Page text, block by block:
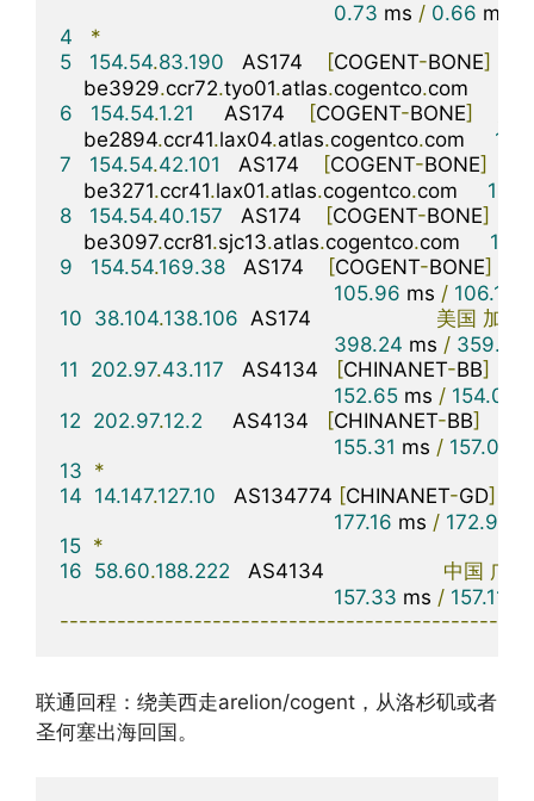
0.73 ms / 0.66 ms
4
*
5
154.54.83.190
   AS174
[COGENT-BONE]
    be3929
.ccr72.tyo01.atlas.cogentco.com
6
154.54.1.21
     AS174
[COGENT-BONE]
    be2894
.ccr41.lax04.atlas.cogentco.com
7
154.54.42.101
   AS174
[COGENT-BONE]
    be3271
.ccr41.lax01.atlas.cogentco.com
8
154.54.40.157
   AS174
[COGENT-BONE]
    be3097
.ccr81.sjc13.atlas.cogentco.com
9
154.54.169.38
   AS174
[COGENT-BONE]
105.96 ms / 106.13
10 38.104.138.106
  AS174
美国 加利
398.24 ms / 359.88
11
202.97.43.117
   AS4134
[CHINANET-BB]
152.65 ms / 154.00
12 202.97.12.2
     AS4134
[CHINANET-BB]
155.31 ms / 157.08
13 *
14 14.147.127.10
   AS134774
[CHINANET-GD]
177.16 ms / 172.96
15 *
16 58.60.188.222
   AS4134
中国 广东
157.33 ms / 157.11
联通回程：绕美西走arelion/cogent，从洛杉矶或者
圣何塞出海回国。